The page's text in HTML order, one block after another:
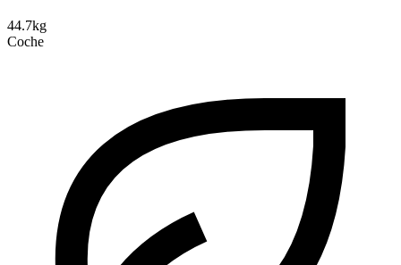
44.7kg
Coche